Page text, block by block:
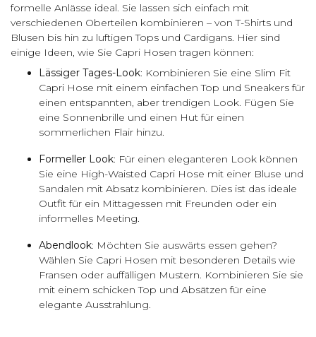
formelle Anlässe ideal. Sie lassen sich einfach mit
verschiedenen Oberteilen kombinieren – von T-Shirts und
Blusen bis hin zu luftigen Tops und Cardigans. Hier sind
einige Ideen, wie Sie Capri Hosen tragen können:
Lässiger Tages-Look: Kombinieren Sie eine Slim Fit
Capri Hose mit einem einfachen Top und Sneakers für
einen entspannten, aber trendigen Look. Fügen Sie
eine Sonnenbrille und einen Hut für einen
sommerlichen Flair hinzu.
Formeller Look: Für einen eleganteren Look können
Sie eine High-Waisted Capri Hose mit einer Bluse und
Sandalen mit Absatz kombinieren. Dies ist das ideale
Outfit für ein Mittagessen mit Freunden oder ein
informelles Meeting.
Abendlook: Möchten Sie auswärts essen gehen?
Wählen Sie Capri Hosen mit besonderen Details wie
Fransen oder auffälligen Mustern. Kombinieren Sie sie
mit einem schicken Top und Absätzen für eine
elegante Ausstrahlung.